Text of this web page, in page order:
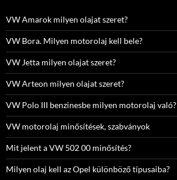
VW Amarok milyen olajat szeret?
VW Bora. Milyen motorolaj kell bele?
VW Jetta milyen olajat szeret?
VW Arteon milyen olajat szeret?
VW Polo III benzinesbe milyen motorolaj való?
VW motorolaj minősítések, szabványok
Mit jelent a VW 502 00 minősítés?
Milyen olaj kell az Opel különböző típusaiba?